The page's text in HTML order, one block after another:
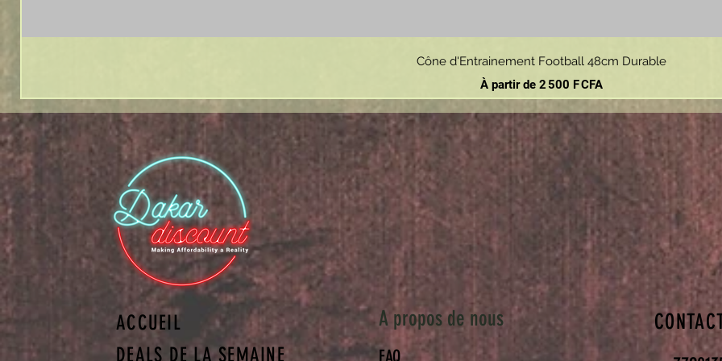
Aperçu rapide
Cône d'Entrainement Football 48cm Durable
À partir de 2 500 F CFA
Prix promotionnel
ACCUEIL
DEALS DE LA SEMAINE
A propos de nous
FAQ